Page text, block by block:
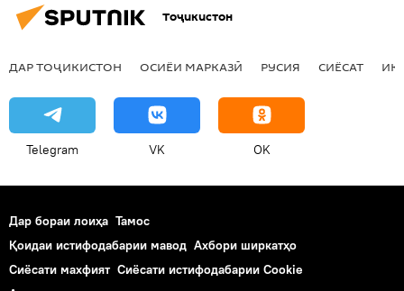
Тоҷикистон
ДАР ТОҶИКИСТОН ОСИЁИ МАРКАЗӢ РУСИЯ СИЁСАТ
Telegram VK OK
Дар бораи лоиҳа Тамос
Қоидаи истифодабарии мавод Ахбори ширкатҳо
Сиёсати махфият Сиёсати истифодабарии Cookie